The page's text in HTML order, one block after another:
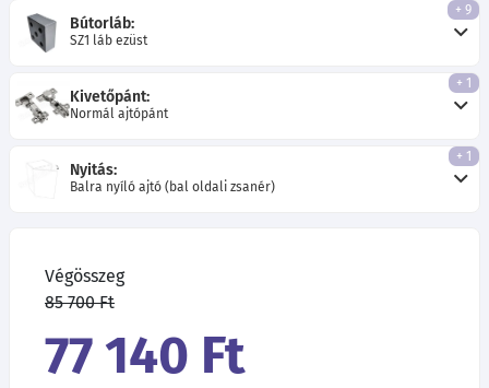
Bútorláb:
SZ1 láb ezüst
+ 9
Kivetőpánt:
Normál ajtópánt
+ 1
Nyitás:
Balra nyíló ajtó (bal oldali zsanér)
+ 1
Végösszeg
85 700 Ft
77 140 Ft